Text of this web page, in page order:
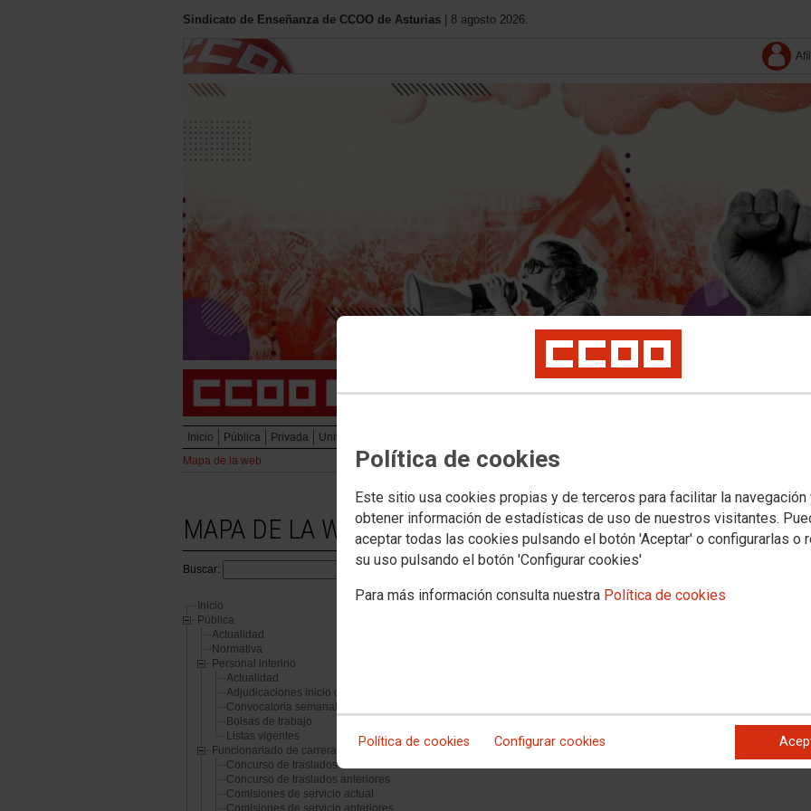
Política de cookies
Este sitio usa cookies propias y de terceros para facilitar la navegación
obtener información de estadísticas de uso de nuestros visitantes.
aceptar todas las cookies pulsando el botón 'Aceptar' o configurarlas o
su uso pulsando el botón 'Configurar cookies'
Para más información consulta nuestra Política de cookies
Política de cookies Configurar cookies
Sindicato de Enseñanza de CCOO de Asturias | 8 agosto 2026.
Tu sindicato
Inicio Pública Privada Universitaria
Mapa de la web
MAPA DE LA WEB
Buscar:
Inicio
Pública
Actualidad
Normativa
Personal interino
Actualidad
Adjudicaciones inicio de curso
Convocatoria semanal
Bolsas de trabajo
Listas vigentes
Funcionariado de carrera
Concurso de traslados actual
Concurso de traslados anteriores
Comisiones de servicio actual
Comisiones de servicio anteriores